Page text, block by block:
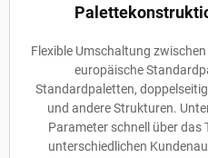
Flexible Umschaltung
europäische
Standardpaletten,
und andere Strukturen.
Parameter schnell über das
unterschiedlichen